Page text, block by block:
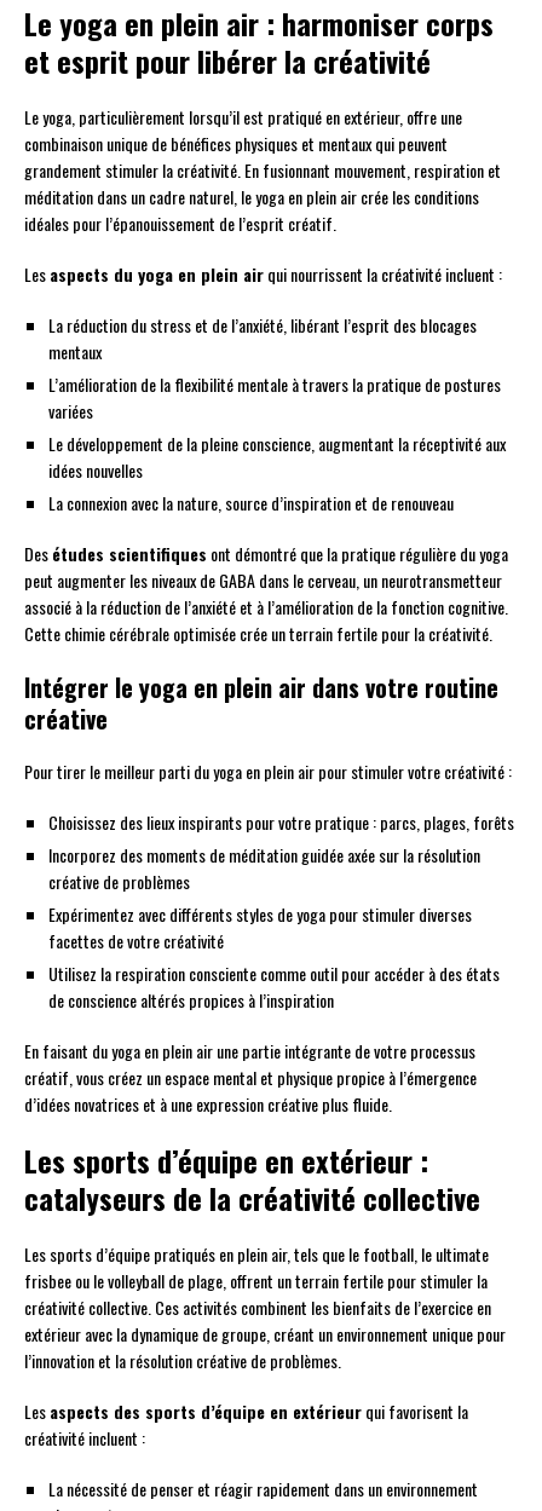
Le yoga en plein air : harmoniser corps
et esprit pour libérer la créativité
Le yoga, particulièrement lorsqu’il est pratiqué en extérieur, offre une
combinaison unique de bénéfices physiques et mentaux qui peuvent
grandement stimuler la créativité. En fusionnant mouvement, respiration et
méditation dans un cadre naturel, le yoga en plein air crée les conditions
idéales pour l’épanouissement de l’esprit créatif.
Lesaspects du yoga en plein airqui nourrissent la créativité incluent :
La réduction du stress et de l’anxiété, libérant l’esprit des blocages
mentaux
L’amélioration de la flexibilité mentale à travers la pratique de postures
variées
Le développement de la pleine conscience, augmentant la réceptivité aux
idées nouvelles
La connexion avec la nature, source d’inspiration et de renouveau
Desétudes scientifiques ont démontré que la pratique régulière du yoga
peut augmenter les niveaux de GABA dans le cerveau, un neurotransmetteur
associé à la réduction de l’anxiété et à l’amélioration de la fonction cognitive.
Cette chimie cérébrale optimisée crée un terrain fertile pour la créativité.
Intégrer le yoga en plein air dans votre routine
créative
Pour tirer le meilleur parti du yoga en plein air pour stimuler votre créativité :
Choisissez des lieux inspirants pour votre pratique : parcs, plages, forêts
Incorporez des moments de méditation guidée axée sur la résolution
créative de problèmes
Expérimentez avec différents styles de yoga pour stimuler diverses
facettes de votre créativité
Utilisez la respiration consciente comme outil pour accéder à des états
de conscience altérés propices à l’inspiration
En faisant du yoga en plein air une partie intégrante de votre processus
créatif, vous créez un espace mental et physique propice à l’émergence
d’idées novatrices et à une expression créative plus fluide.
Les sports d’équipe en extérieur :
catalyseurs de la créativité collective
Les sports d’équipe pratiqués en plein air, tels que le football, le ultimate
frisbee ou le volleyball de plage, offrent un terrain fertile pour stimuler la
créativité collective. Ces activités combinent les bienfaits de l’exercice en
extérieur avec la dynamique de groupe, créant un environnement unique pour
l’innovation et la résolution créative de problèmes.
Lesaspects des sports d’équipe en extérieurqui favorisent la
créativité incluent :
La nécessité de penser et réagir rapidement dans un environnement